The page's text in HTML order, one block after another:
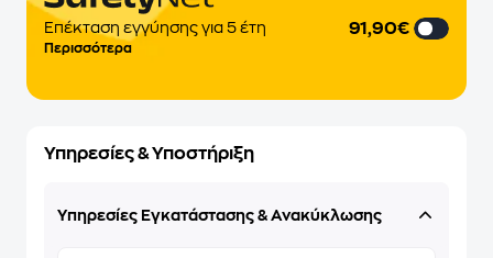
Επέκταση εγγύησης για 5 έτη
Περισσότερα
91,90€
Υπηρεσίες & Υποστήριξη
Υπηρεσίες Εγκατάστασης & Ανακύκλωσης